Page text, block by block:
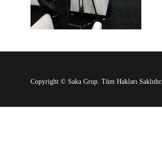
Copyright © Saka Grup. Tüm Hakları Saklıdır.